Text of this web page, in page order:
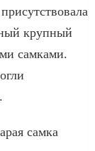
крупный
самками.
самка